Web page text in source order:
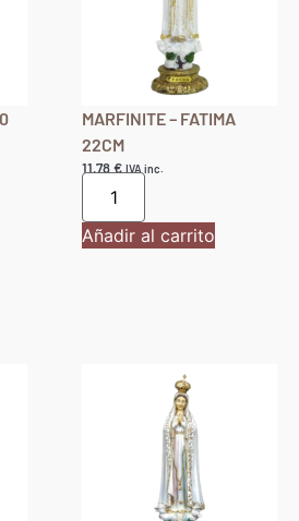
MARFINITE – FATIMA
22CM
11,78€ IVA inc.